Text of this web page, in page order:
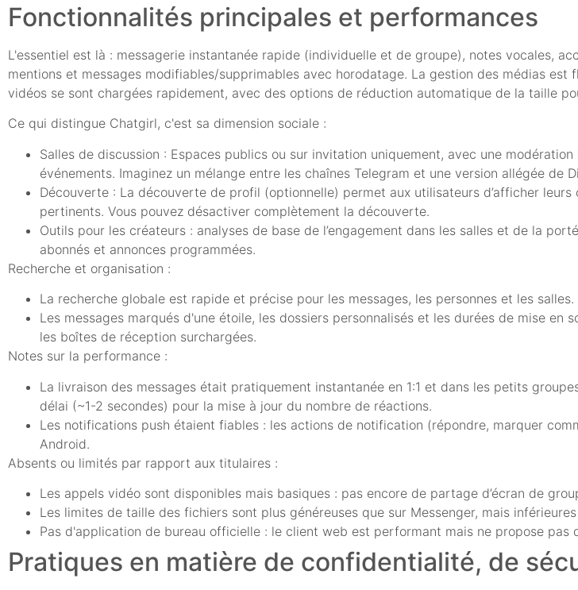
Fonctionnalités principales et performances
L'essentiel est là : messagerie instantanée rapide (individuelle et de groupe), notes vocales,
mentions et messages modifiables/supprimables avec horodatage. La gestion des médias
vidéos se sont chargées rapidement, avec des options de réduction automatique de la taille
Ce qui distingue Chatgirl, c'est sa dimension sociale :
Salles de discussion : Espaces publics ou sur invitation uniquement, avec une
événements. Imaginez un mélange entre les chaînes Telegram et une version allégée de
Découverte : La découverte de profil (optionnelle) permet aux utilisateurs d’afficher
pertinents. Vous pouvez désactiver complètement la découverte.
Outils pour les créateurs : analyses de base de l’engagement dans les salles et de la
abonnés et annonces programmées.
Recherche et organisation :
La recherche globale est rapide et précise pour les messages, les personnes et les salles.
Les messages marqués d'une étoile, les dossiers personnalisés et les durées de mise
les boîtes de réception surchargées.
Notes sur la performance :
La livraison des messages était pratiquement instantanée en 1:1 et dans les petits
délai (~1-2 secondes) pour la mise à jour du nombre de réactions.
Les notifications push étaient fiables : les actions de notification (répondre, marquer
Android.
Absents ou limités par rapport aux titulaires :
Les appels vidéo sont disponibles mais basiques : pas encore de partage d’écran de
Les limites de taille des fichiers sont plus généreuses que sur Messenger, mais
Pas d'application de bureau officielle : le client web est performant mais ne propose
Pratiques en matière de confidentialité, de